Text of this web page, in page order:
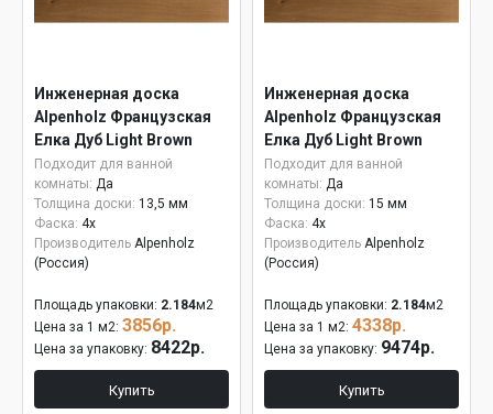
Инженерная доска
Alpenholz Французская
Елка Дуб Light Brown
Подходит для ванной
комнаты: Да
Толщина доски: 13,5 мм
Фаска: 4x
Производитель Alpenholz
(Россия)
Площадь упаковки: 2.184м2
Цена за 1 м2: 3856р.
Цена за упаковку: 8422р.
Купить
Инженерная доска
Alpenholz Французская
Елка Дуб Light Brown
15мм
Подходит для ванной
комнаты: Да
Толщина доски: 15 мм
Фаска: 4x
Производитель Alpenholz
(Россия)
Площадь упаковки: 2.184м2
Цена за 1 м2: 4338р.
Цена за упаковку: 9474р.
Купить